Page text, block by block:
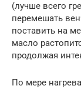
(лучше всего
перемешать
поставить на
масло
продолжая
По мере